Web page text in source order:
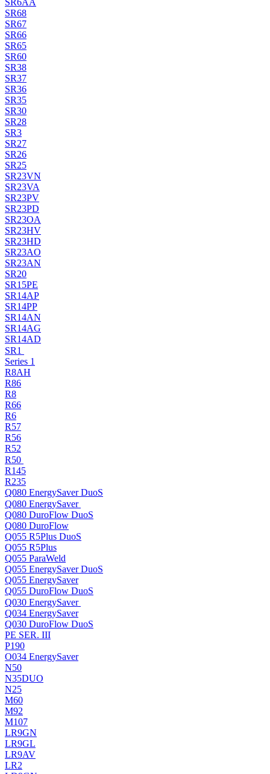
SR68
SR67
SR66
SR65
SR60
SR38
SR37
SR36
SR35
SR30
SR28
SR3
SR27
SR26
SR25
SR23VN
SR23VA
SR23PV
SR23PD
SR23OA
SR23HV
SR23HD
SR23AO
SR23AN
SR20
SR15PE
SR14AP
SR14PP
SR14AN
SR14AG
SR14AD
SR1
Series 1
R8AH
R86
R8
R66
R6
R57
R56
R52
R50
R145
R235
Q080 EnergySaver DuoS
Q080 EnergySaver
Q080 DuroFlow DuoS
Q080 DuroFlow
Q055 R5Plus DuoS
Q055 R5Plus
Q055 ParaWeld
Q055 EnergySaver DuoS
Q055 EnergySaver
Q055 DuroFlow DuoS
Q030 EnergySaver
Q034 EnergySaver
Q030 DuroFlow DuoS
PE SER. III
P190
O034 EnergySaver
N50
N35DUO
N25
M60
M92
M107
LR9GN
LR9GL
LR9AV
LR2